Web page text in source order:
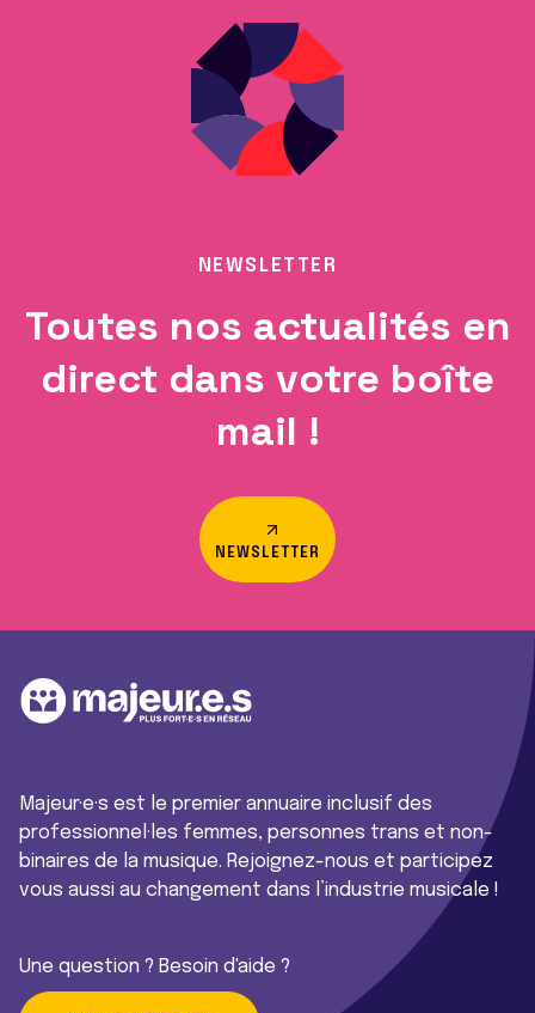
NEWSLETTER
Toutes nos actualités en
direct dans votre boîte
mail !
NEWSLETTER
Majeur·e·s est le premier annuaire inclusif des
professionnel·les femmes, personnes trans et non-
binaires de la musique. Rejoignez-nous et participez
vous aussi au changement dans l’industrie musicale !
Une question ? Besoin d'aide ?